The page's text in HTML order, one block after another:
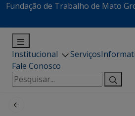
Fundação de Trabalho de Mato
Institucional Serviços
Fale Conosco
Pesquisar
por: